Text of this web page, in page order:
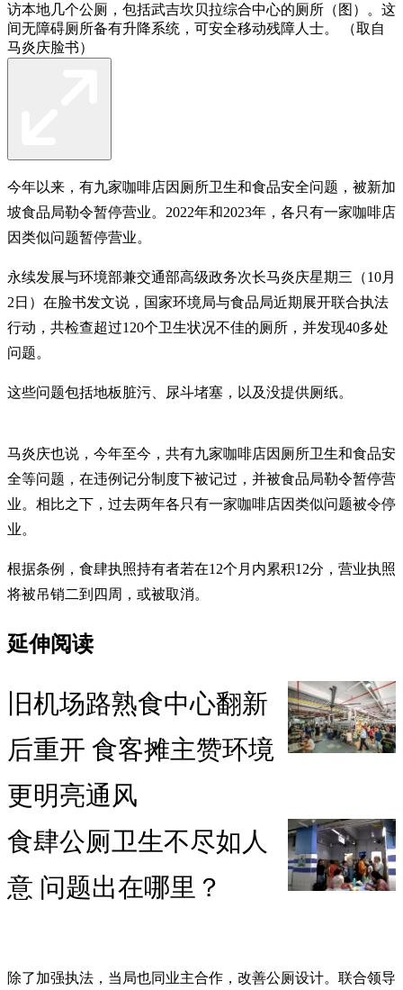
访本地几个公厕，包括武吉坎贝拉综合中心的厕所（图）。这
间无障碍厕所备有升降系统，可安全移动残障人士。 （取自
马炎庆脸书）
今年以来，有九家咖啡店因厕所卫生和食品安全问题，被新加
坡食品局勒令暂停营业。2022年和2023年，各只有一家咖啡店
因类似问题暂停营业。
永续发展与环境部兼交通部高级政务次长马炎庆星期三（10月
2日）在脸书发文说，国家环境局与食品局近期展开联合执法
行动，共检查超过120个卫生状况不佳的厕所，并发现40多处
问题。
这些问题包括地板脏污、尿斗堵塞，以及没提供厕纸。
马炎庆也说，今年至今，共有九家咖啡店因厕所卫生和食品安
全等问题，在违例记分制度下被记过，并被食品局勒令暂停营
业。相比之下，过去两年各只有一家咖啡店因类似问题被令停
业。
根据条例，食肆执照持有者若在12个月内累积12分，营业执照
将被吊销二到四周，或被取消。
延伸阅读
旧机场路熟食中心翻新
后重开 食客摊主赞环境
更明亮通风
食肆公厕卫生不尽如人
意 问题出在哪里？
除了加强执法，当局也同业主合作，改善公厕设计。联合领导